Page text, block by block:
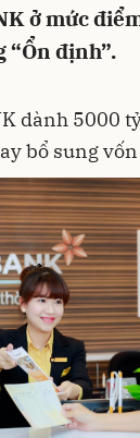
ở mức
“Ổn định”.
dành 5000
bổ sung